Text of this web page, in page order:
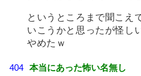
というところまで聞こえ
いこうかと思ったが怪し
やめたｗ
404 本当にあった怖い名無し